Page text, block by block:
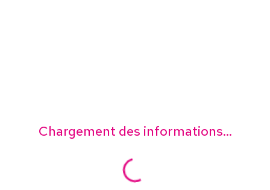
Chargement des informations...